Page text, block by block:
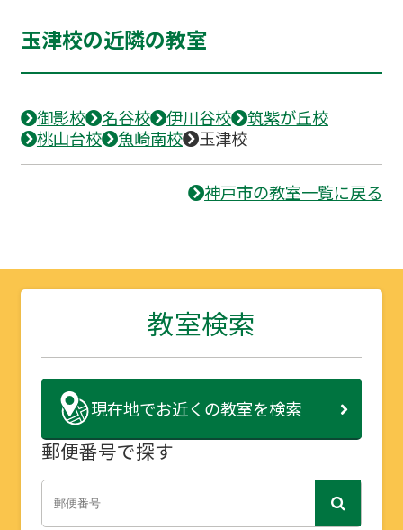
玉津校の近隣の教室
御影校 名谷校 伊川谷校
筑紫が丘校
桃山台校
魚崎南校 玉津校
神戸市の教室一覧に戻る
教室検索
現在地でお近くの教室を検索
郵便番号で探す